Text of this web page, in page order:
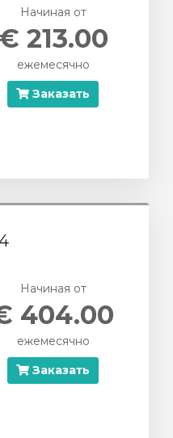
Начиная от
€ 213.00
ежемесячно
Заказать
Начиная от
404.00
ежемесячно
Заказать